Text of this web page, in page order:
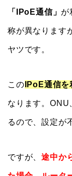
「IPoE通信」 が
称が異なります
ヤツです。
この IPoE通信
なります。ONU
るので、設定が
ですが、途中か